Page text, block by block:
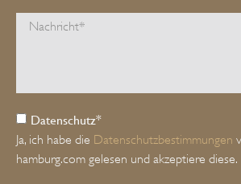
Datenschutz*
Ja, ich habe die Datenschutzbestimmungen
hamburg.com gelesen und akzeptiere diese.